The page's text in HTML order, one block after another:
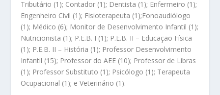
Tributário (1); Contador (1); Dentista (1); Enfermeiro (1);
Engenheiro Civil (1); Fisioterapeuta (1);Fonoaudiólogo
(1); Médico (6); Monitor de Desenvolvimento Infantil (1);
Nutricionista (1); P.E.B. I (1); P.E.B. II – Educação Física
(1); P.E.B. II – História (1); Professor Desenvolvimento
Infantil (15); Professor do AEE (10); Professor de Libras
(1); Professor Substituto (1); Psicólogo (1); Terapeuta
Ocupacional (1); e Veterinário (1).